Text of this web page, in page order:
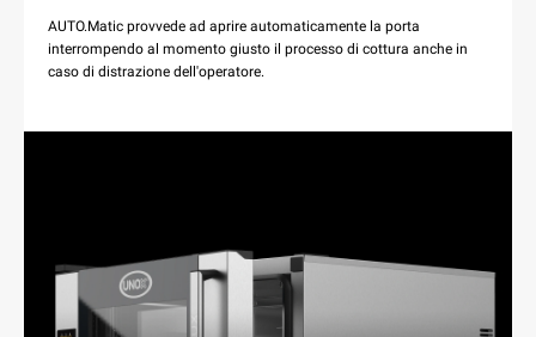
AUTO.Matic provvede ad aprire automaticamente la porta
interrompendo al momento giusto il processo di cottura anche in
caso di distrazione dell'operatore.